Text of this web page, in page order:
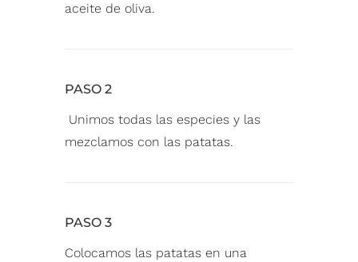
aceite de oliva.⁠
PASO 2
Unimos todas las especies y las
mezclamos con las patatas.⁠
PASO 3
Colocamos las patatas en una